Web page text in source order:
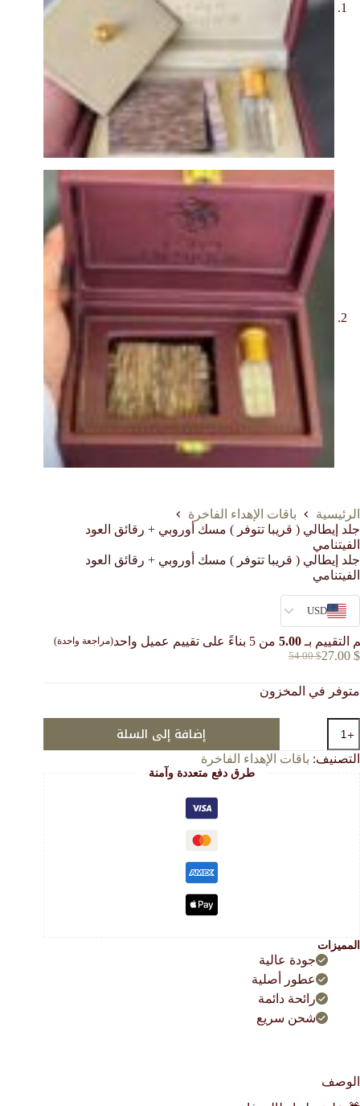
الرئيسية
باقات الإهداء الفاخرة
جلد إيطالي ( قريبا تتوفر ) مسك أوروبي + رقائق العود
الفيتنامي
جلد إيطالي ( قريبا تتوفر ) مسك أوروبي + رقائق العود
الفيتنامي
USD
التقييم بـ 5.00من 5 بناءً على تقييم عميل واحد
(مراجعة واحدة)
54.00$
السعر
هو:
27.00 $
السعر
هو:
متوفر في المخزون
جلد
إيطالي
(
إضافة إلى السلة
التصنيف: باقات الإهداء الفاخرة
طرق دفع متعددة وآمنة
المميزات
جودة عالية
عطور أصلية
رائحة دائمة
شحن سريع
الوصف